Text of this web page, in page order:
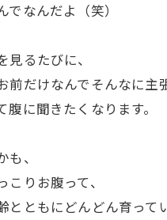
でなんだよ（笑）
見るたびに、
お前だけなんでそんなに主
腹に聞きたくなります。
も、
こりお腹って、
とともにどんどん育って